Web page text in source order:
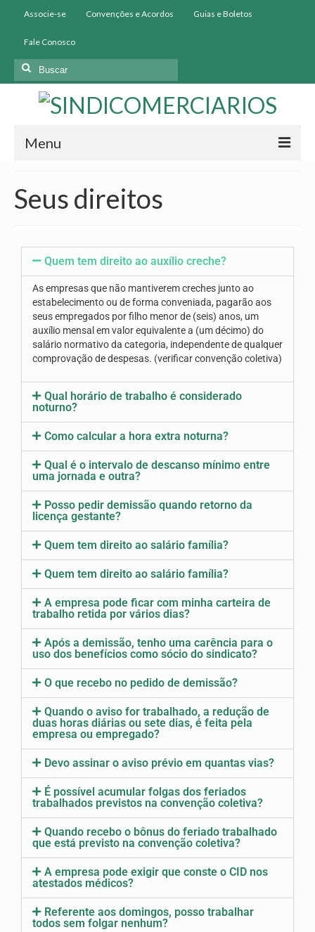
Associe-se Convenções e Acordos Guias e Boletos
Fale Conosco
Menu
Institucional
Diretoria
Homologação
Seus direitos
Jurídico
Subsedes
Convênios
Notícias
Convenções e Acordos
Mídias
Galeria de Fotos
Contato
Seus direitos
Quem tem direito ao auxílio creche?
As empresas que não mantiverem creches junto ao
estabelecimento ou de forma conveniada, pagarão aos
seus empregados por filho menor de (seis) anos, um
auxílio mensal em valor equivalente a (um décimo) do
salário normativo da categoria, independente de qualquer
comprovação de despesas. (verificar convenção coletiva)
Qual horário de trabalho é considerado
noturno?
Como calcular a hora extra noturna?
Qual é o intervalo de descanso mínimo entre
uma jornada e outra?
Posso pedir demissão quando retorno da
licença gestante?
Quem tem direito ao salário família?
Quem tem direito ao salário família?
A empresa pode ficar com minha carteira de
trabalho retida por vários dias?
Após a demissão, tenho uma carência para o
uso dos benefícios como sócio do sindicato?
O que recebo no pedido de demissão?
Quando o aviso for trabalhado, a redução de
duas horas diárias ou sete dias, é feita pela
empresa ou empregado?
Devo assinar o aviso prévio em quantas vias?
É possível acumular folgas dos feriados
trabalhados previstos na convenção coletiva?
Quando recebo o bônus do feriado trabalhado
que está previsto na convenção coletiva?
A empresa pode exigir que conste o CID nos
atestados médicos?
Referente aos domingos, posso trabalhar
todos sem folgar nenhum?